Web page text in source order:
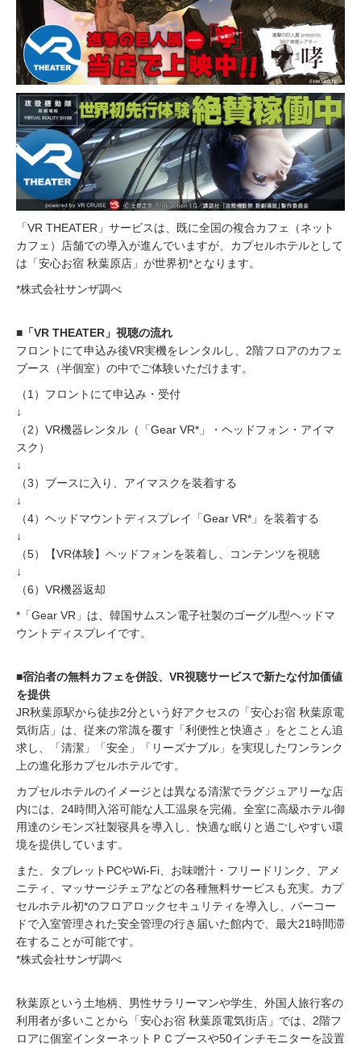
「VR THEATER」サービスは、既に全国の複合カフェ（ネット
カフェ）店舗での導入が進んでいますが、カプセルホテルとして
は「安心お宿 秋葉原店」が世界初*となります。
*株式会社サンザ調べ
■「VR THEATER」視聴の流れ
フロントにて申込み後VR実機をレンタルし、2階フロアのカフェ
ブース（半個室）の中でご体験いただけます。
（1）フロントにて申込み・受付
↓
（2）VR機器レンタル（「Gear VR*」・ヘッドフォン・アイマ
スク）
↓
（3）ブースに入り、アイマスクを装着する
↓
（4）ヘッドマウントディスプレイ「Gear VR*」を装着する
↓
（5）【VR体験】ヘッドフォンを装着し、コンテンツを視聴
↓
（6）VR機器返却
*「Gear VR」は、韓国サムスン電子社製のゴーグル型ヘッドマ
ウントディスプレイです。
■宿泊者の無料カフェを併設、VR視聴サービスで新たな付加価値
を提供
JR秋葉原駅から徒歩2分という好アクセスの「安心お宿 秋葉原電
気街店」は、従来の常識を覆す「利便性と快適さ」をとことん追
求し、「清潔」「安全」「リーズナブル」を実現したワンランク
上の進化形カプセルホテルです。
カプセルホテルのイメージとは異なる清潔でラグジュアリーな店
内には、24時間入浴可能な人工温泉を完備。全室に高級ホテル御
用達のシモンズ社製寝具を導入し、快適な眠りと過ごしやすい環
境を提供しています。
また、タブレットPCやWi-Fi、お味噌汁・フリードリンク、アメ
ニティ、マッサージチェアなどの各種無料サービスも充実。カプ
セルホテル初*のフロアロックセキュリティを導入し、バーコー
ドで入室管理された安全管理の行き届いた館内で、最大21時間滞
在することが可能です。
*株式会社サンザ調べ
秋葉原という土地柄、男性サラリーマンや学生、外国人旅行客の
利用者が多いことから「安心お宿 秋葉原電気街店」では、2階フ
ロアに個室インターネットＰＣブースや50インチモニターを設置